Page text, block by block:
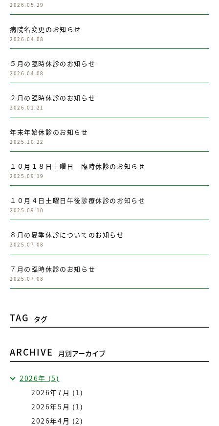
2026.05.29
病院名変更のお知らせ
2026.04.08
５月の臨時休診のお知らせ
2026.04.08
２月の臨時休診のお知らせ
2026.01.21
年末年始休診のお知らせ
2025.10.22
１０月１８日土曜日 臨時休診のお知らせ
2025.09.19
１０月４日土曜日午後診療休診のお知らせ
2025.09.10
８月の夏季休診についてのお知らせ
2025.07.08
７月の臨時休診のお知らせ
2025.07.08
TAG タグ
ARCHIVE 月別アーカイブ
2026年 (5)
2026年7月 (1)
2026年5月 (1)
2026年4月 (2)